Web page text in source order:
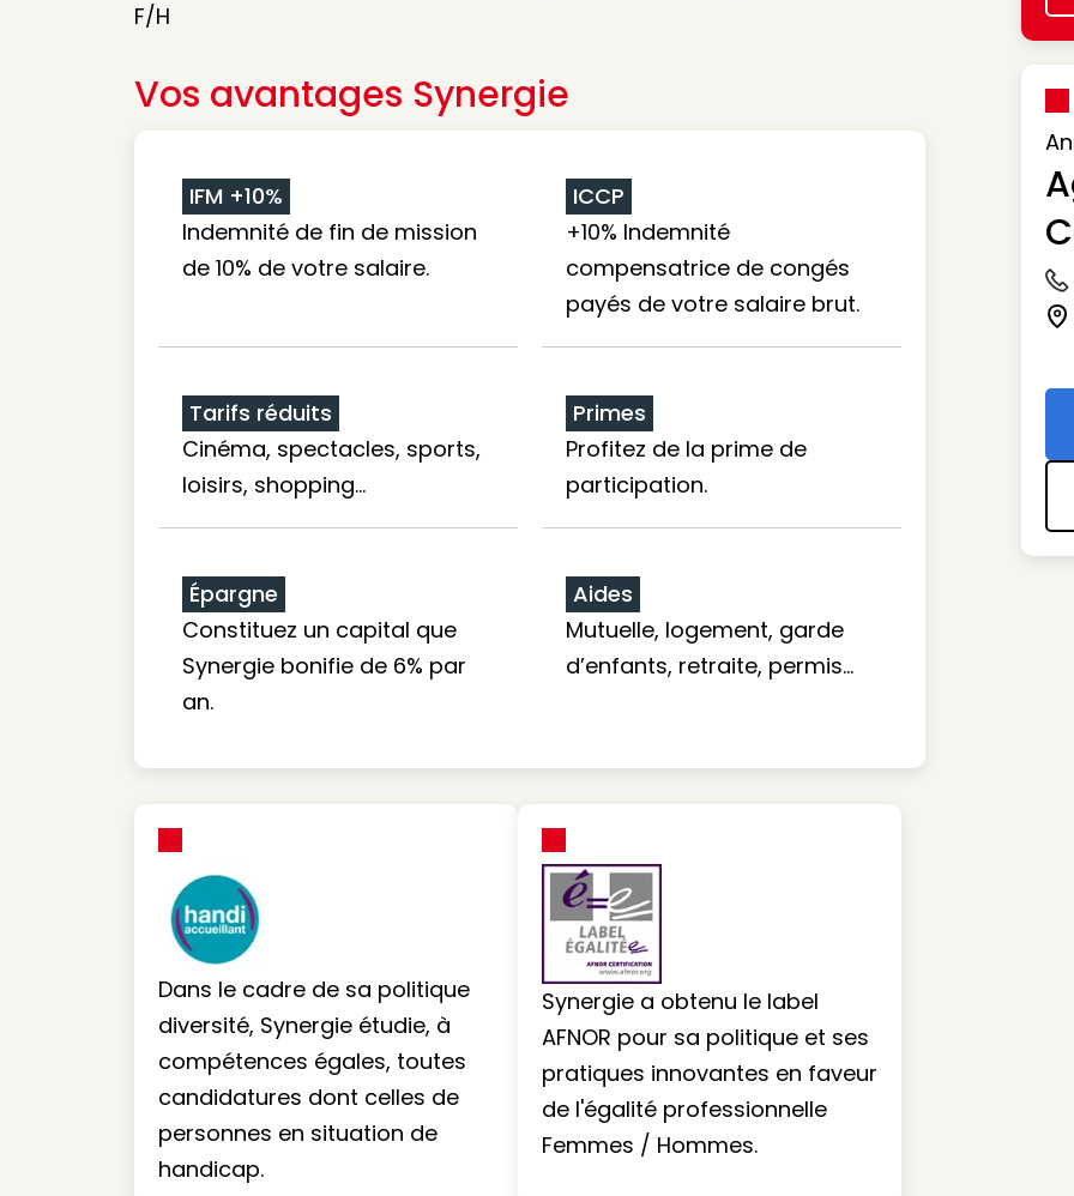
F/H
Vos avantages Synergie
IFM +10%
Indemnité de fin de mission
de 10% de votre salaire.
ICCP
+10% Indemnité
compensatrice de congés
payés de votre salaire brut.
Tarifs réduits
Cinéma, spectacles, sports,
loisirs, shopping...
Primes
Profitez de la prime de
participation.
Épargne
Constituez un capital que
Synergie bonifie de 6% par
an.
Aides
Mutuelle, logement, garde
d’enfants, retraite, permis…
Dans le cadre de sa politique
diversité, Synergie étudie, à
compétences égales, toutes
candidatures dont celles de
personnes en situation de
handicap.
Synergie a obtenu le label
AFNOR pour sa politique et ses
pratiques innovantes en faveur
de l'égalité professionnelle
Femmes / Hommes.